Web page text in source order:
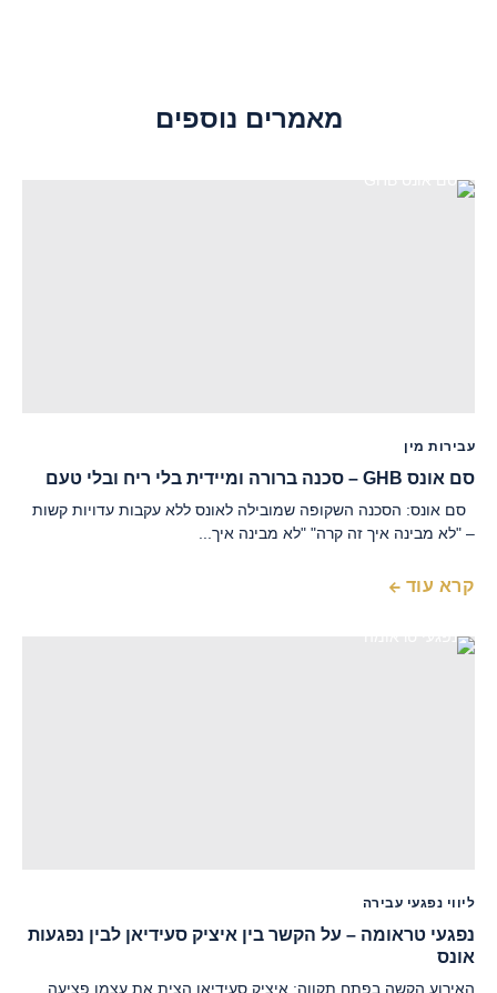
מאמרים נוספים
עבירות מין
סם אונס GHB – סכנה ברורה ומיידית בלי ריח ובלי טעם
סם אונס: הסכנה השקופה שמובילה לאונס ללא עקבות עדויות קשות
– "לא מבינה איך זה קרה" "לא מבינה איך...
קרא עוד
ליווי נפגעי עבירה
נפגעי טראומה – על הקשר בין איציק סעידיאן לבין נפגעות
אונס
האירוע הקשה בפתח תקווה: איציק סעידיאן הצית את עצמו פציעה